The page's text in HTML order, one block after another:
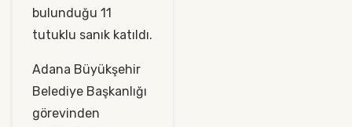
bulunduğu 11
tutuklu sanık katıldı.
Adana Büyükşehir
Belediye Başkanlığı
görevinden